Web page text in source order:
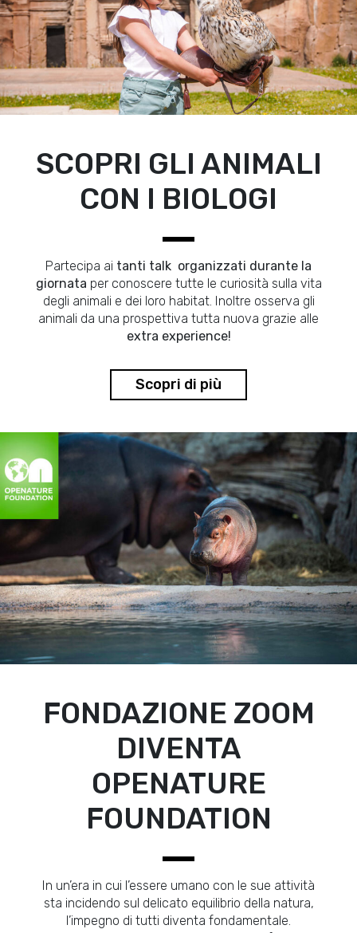
SCOPRI GLI ANIMALI
CON I BIOLOGI
Partecipa ai tanti talk organizzati durante la
giornata per conoscere tutte le curiosità sulla vita
degli animali e dei loro habitat. Inoltre osserva gli
animali da una prospettiva tutta nuova grazie alle
extra experience!
Scopri di più
FONDAZIONE ZOOM
DIVENTA
OPENATURE
FOUNDATION
In un’era in cui l’essere umano con le sue attività
sta incidendo sul delicato equilibrio della natura,
l’impegno di tutti diventa fondamentale.